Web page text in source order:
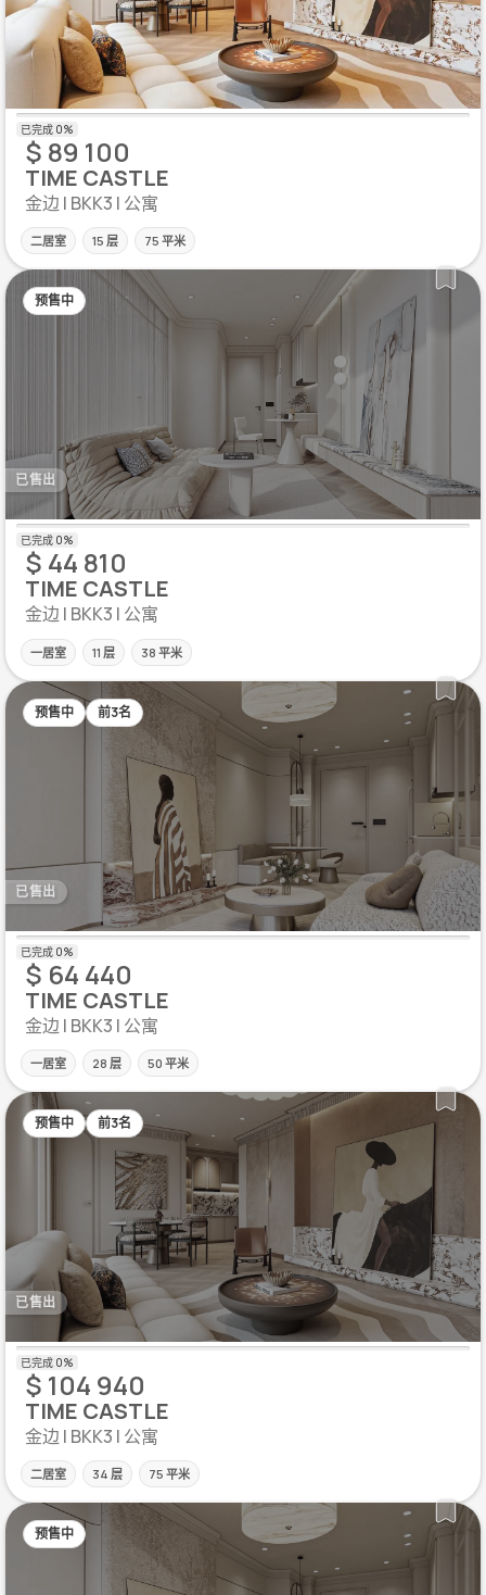
$ 89 100
TIME CASTLE
金边 | BKK3 | 公寓
二居室 15 层 75 平米
预售中
已售出
$ 44 810
TIME CASTLE
金边 | BKK3 | 公寓
一居室 11 层 38 平米
预售中 前3名
已售出
$ 64 440
TIME CASTLE
金边 | BKK3 | 公寓
一居室 28 层 50 平米
预售中 前3名
已售出
$ 104 940
TIME CASTLE
金边 | BKK3 | 公寓
二居室 34 层 75 平米
预售中